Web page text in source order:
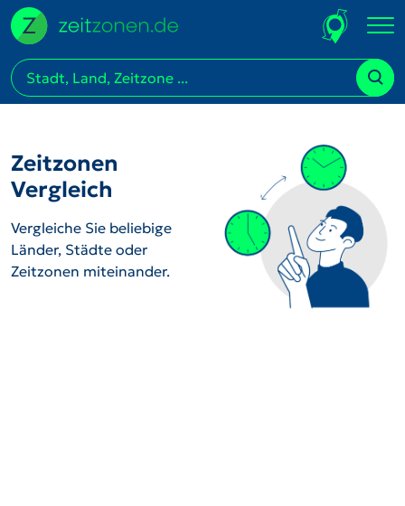
Zeitzonen
Vergleich
Vergleiche Sie beliebige
Länder, Städte oder
Zeitzonen miteinander.